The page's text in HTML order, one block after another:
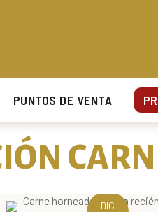
PUNTOS DE VENTA
DIC